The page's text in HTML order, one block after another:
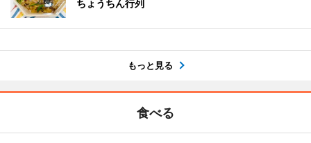
ちょうちん行列
もっと見る
食べる